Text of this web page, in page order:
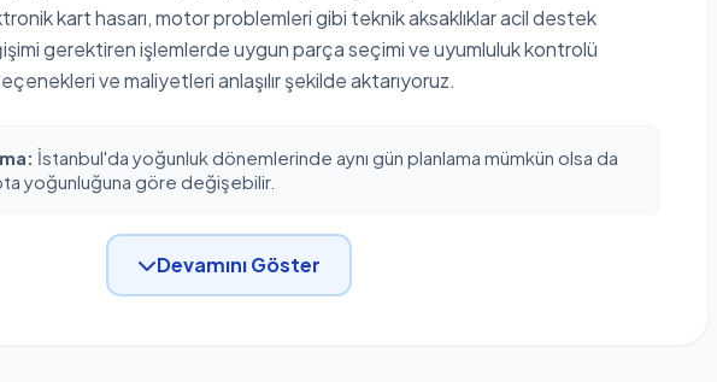
kart hasarı, motor problemleri gibi teknik aksaklıklar acil destek
gerektiren işlemlerde uygun parça seçimi ve uyumluluk kontrolü
ve maliyetleri anlaşılır şekilde aktarıyoruz.
İstanbul'da yoğunluk dönemlerinde aynı gün planlama mümkün olsa da
yoğunluğuna göre değişebilir.
Devamını Göster